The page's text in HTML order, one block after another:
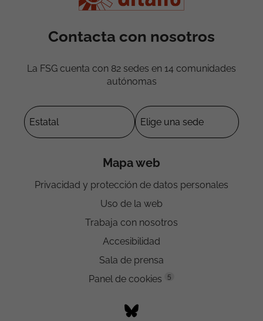
Contacta con nosotros
La FSG cuenta con 82 sedes en 14 comunidades
autónomas
Mapa web
Privacidad y protección de datos personales
Uso de la web
Trabaja con nosotros
Accesibilidad
Sala de prensa
Panel de cookies
5